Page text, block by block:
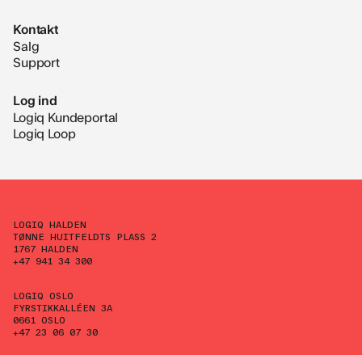
Kontakt
Salg
Support
Log ind
Logiq Kundeportal
Logiq Loop
LOGIQ HALDEN
TØNNE HUITFELDTS PLASS 2
1767 HALDEN
+47 941 34 300
LOGIQ OSLO
FYRSTIKKALLÉEN 3A
0661 OSLO
+47 23 06 07 30